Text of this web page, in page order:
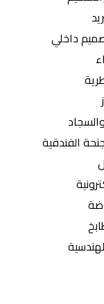
داخلي
الفندقية